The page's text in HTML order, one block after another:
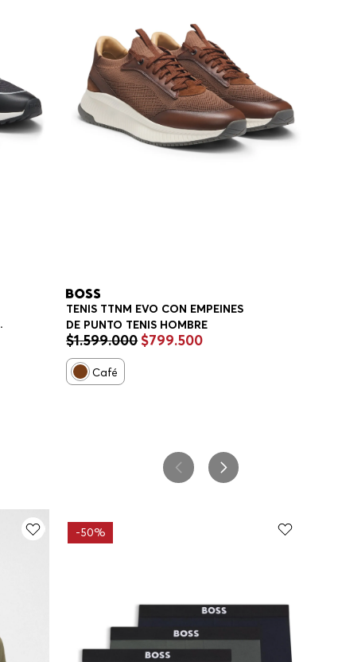
TENIS TTNM EVO CON EMPEINES
DE PUNTO TENIS HOMBRE
$1.599.000 $799.500
Café
-50%